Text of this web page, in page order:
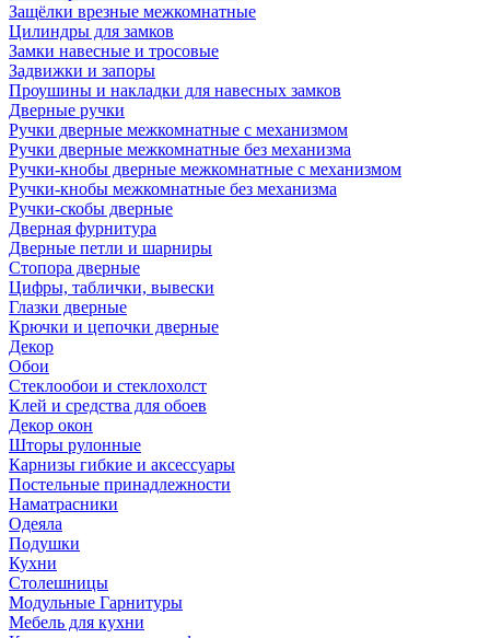
Защёлки врезные межкомнатные
Цилиндры для замков
Замки навесные и тросовые
Задвижки и запоры
Проушины и накладки для навесных замков
Дверные ручки
Ручки дверные межкомнатные с механизмом
Ручки дверные межкомнатные без механизма
Ручки-кнобы дверные межкомнатные с механизмом
Ручки-кнобы межкомнатные без механизма
Ручки-скобы дверные
Дверная фурнитура
Дверные петли и шарниры
Стопора дверные
Цифры, таблички, вывески
Глазки дверные
Крючки и цепочки дверные
Декор
Обои
Стеклообои и стеклохолст
Клей и средства для обоев
Декор окон
Шторы рулонные
Карнизы гибкие и аксессуары
Постельные принадлежности
Наматрасники
Одеяла
Подушки
Кухни
Столешницы
Модульные Гарнитуры
Мебель для кухни